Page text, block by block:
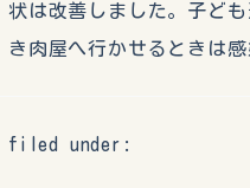
状は改善しました。子ど
き肉屋へ行かせるときは
filed under: